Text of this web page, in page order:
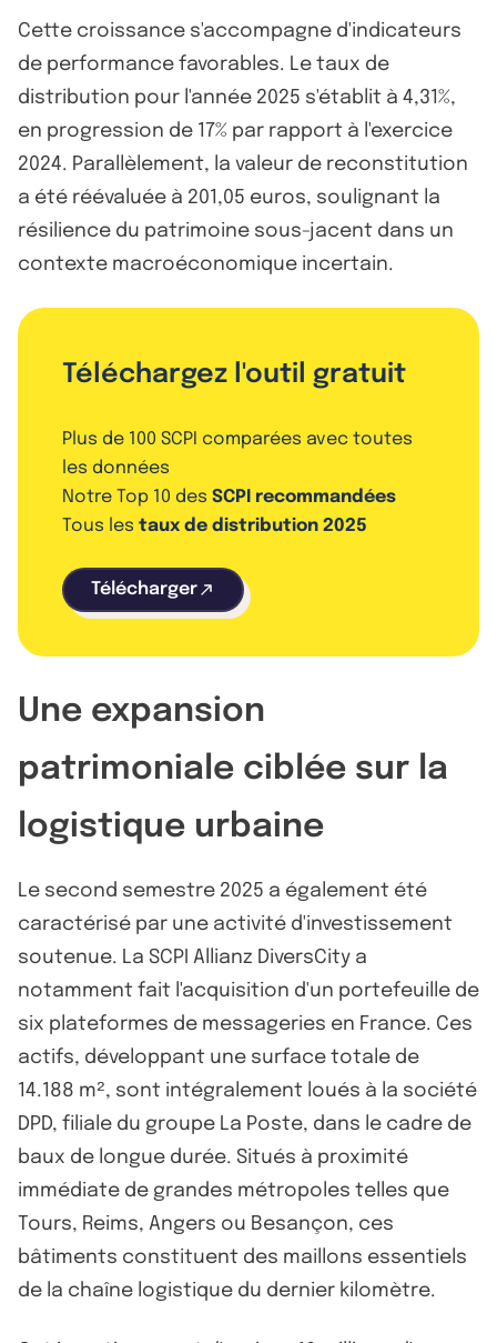
Cette croissance s'accompagne d'indicateurs
de performance favorables. Le taux de
distribution pour l'année 2025 s'établit à 4,31%,
en progression de 17% par rapport à l'exercice
2024. Parallèlement, la valeur de reconstitution
a été réévaluée à 201,05 euros, soulignant la
résilience du patrimoine sous-jacent dans un
contexte macroéconomique incertain.
Téléchargez l'outil gratuit
Plus de 100 SCPI comparées avec toutes
les données
Notre Top 10 des SCPI recommandées
Tous les taux de distribution 2025
Télécharger
Une expansion
patrimoniale ciblée sur la
logistique urbaine
Le second semestre 2025 a également été
caractérisé par une activité d'investissement
soutenue. La SCPI Allianz DiversCity a
notamment fait l'acquisition d'un portefeuille de
six plateformes de messageries en France. Ces
actifs, développant une surface totale de
14.188 m², sont intégralement loués à la société
DPD, filiale du groupe La Poste, dans le cadre de
baux de longue durée. Situés à proximité
immédiate de grandes métropoles telles que
Tours, Reims, Angers ou Besançon, ces
bâtiments constituent des maillons essentiels
de la chaîne logistique du dernier kilomètre.